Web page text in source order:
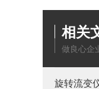
相关
做良心企
旋转流变